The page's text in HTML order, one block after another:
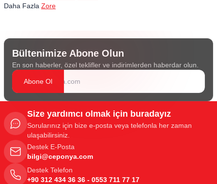
Daha Fazla Zore
Bültenimize Abone Olun
En son haberler, özel teklifler ve indirimlerden haberdar olun.
Abone Ol
Size yardımcı olmak için buradayız
Sorularınız için bize e-posta veya telefonla her zaman
ulaşabilirsiniz.
Destek E-Posta
bilgi@ceponya.com
Destek Telefon
+90 312 434 36 36 - 0553 711 77 17